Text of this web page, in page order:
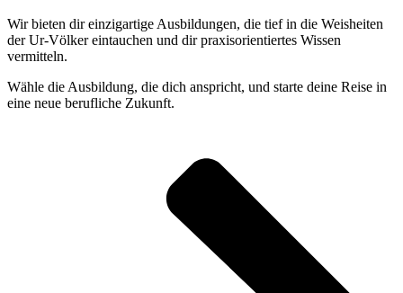
Wir bieten dir einzigartige Ausbildungen, die tief in die Weisheiten
der Ur-Völker eintauchen und dir praxisorientiertes Wissen
vermitteln.
Wähle die Ausbildung, die dich anspricht, und starte deine Reise in
eine neue berufliche Zukunft.